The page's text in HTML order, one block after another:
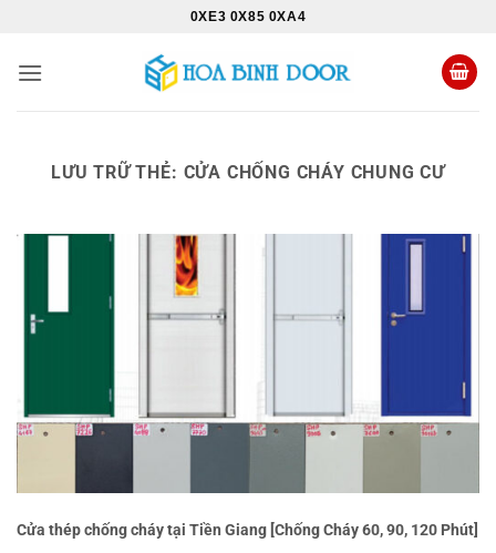
nội
0XE3 0X85 0XA4
LƯU TRỮ THẺ: CỬA CHỐNG CHÁY CHUNG CƯ
Cửa thép chống cháy tại Tiền Giang [Chống Cháy 60, 90, 120 Phút]